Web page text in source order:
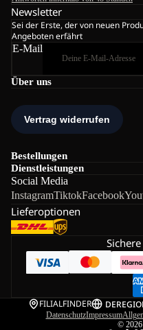
Über uns
Bestellungen
Dienstleistungen
Social Media
InstagramTiktokFacebook
Lieferoptionen
Newsletter
Sei der Erste, der von neuen
Angeboten erfährt
E-Mail
FILIALFINDER DE
DatenschutzImpressum
© 2026